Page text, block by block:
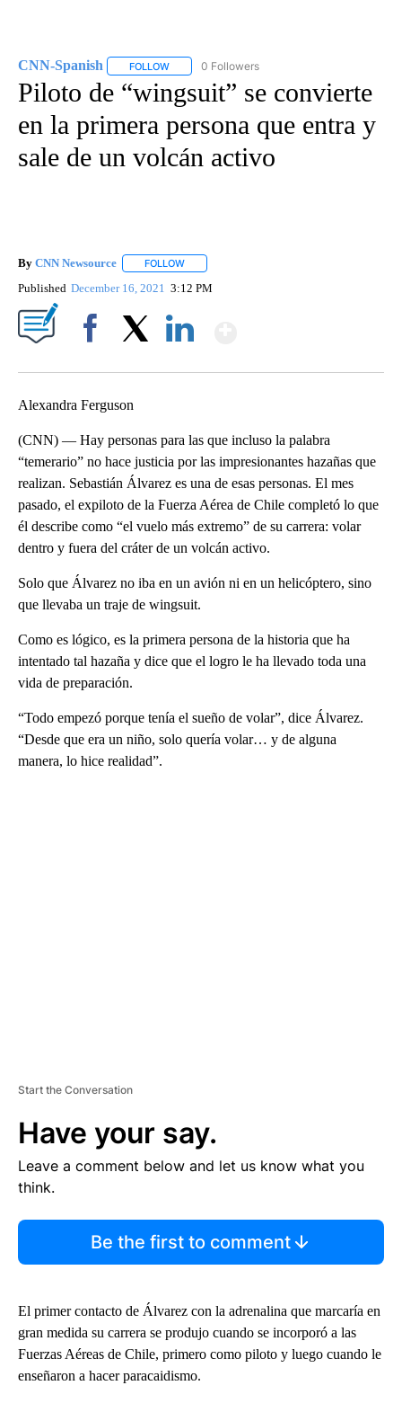
CNN-Spanish FOLLOW FOLLOW "CNN-SPANISH" TO RECEIVE
0 Followers
Piloto de “wingsuit” se convierte
en la primera persona que entra y
sale de un volcán activo
By CNN Newsource FOLLOW
Published December 16, 2021 3:12 PM
Alexandra Ferguson
(CNN) — Hay personas para las que incluso la palabra
“temerario” no hace justicia por las impresionantes hazañas que
realizan. Sebastián Álvarez es una de esas personas. El mes
pasado, el expiloto de la Fuerza Aérea de Chile completó lo que
él describe como “el vuelo más extremo” de su carrera: volar
dentro y fuera del cráter de un volcán activo.
Solo que Álvarez no iba en un avión ni en un helicóptero, sino
que llevaba un traje de wingsuit.
Como es lógico, es la primera persona de la historia que ha
intentado tal hazaña y dice que el logro le ha llevado toda una
vida de preparación.
“Todo empezó porque tenía el sueño de volar”, dice Álvarez.
“Desde que era un niño, solo quería volar… y de alguna
manera, lo hice realidad”.
Start the Conversation
Have your say.
Leave a comment below and let us know what you
think.
Be the first to comment
El primer contacto de Álvarez con la adrenalina que marcaría en
gran medida su carrera se produjo cuando se incorporó a las
Fuerzas Aéreas de Chile, primero como piloto y luego cuando le
enseñaron a hacer paracaidismo.